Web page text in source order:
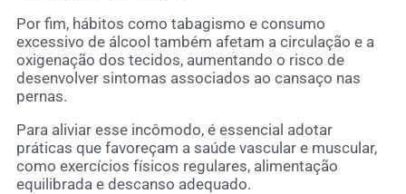
Por fim, hábitos como tabagismo e consumo
excessivo de álcool também afetam a circulação e a
oxigenação dos tecidos, aumentando o risco de
desenvolver sintomas associados ao cansaço nas
pernas.
Para aliviar esse incômodo, é essencial adotar
práticas que favoreçam a saúde vascular e muscular,
como exercícios físicos regulares, alimentação
equilibrada e descanso adequado.